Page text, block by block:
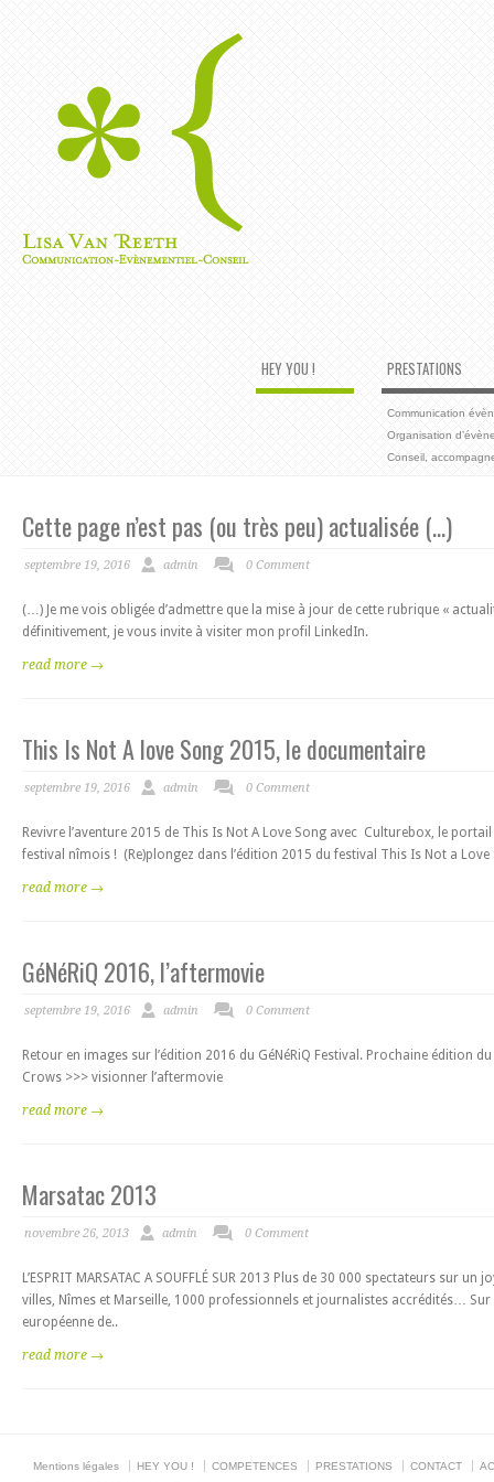
HEY YOU ! PRESTATIONS
Communication
Organisation
Conseil,
Cette page n’est pas (ou très peu) actualisée (…)
septembre 19, 2016 admin 0 Comment
(…) Je me vois obligée d’admettre que la mise à jour de cette rubrique «
définitivement, je vous invite à visiter mon profil LinkedIn.
read more →
This Is Not A love Song 2015, le documentaire
septembre 19, 2016 admin 0 Comment
Revivre l’aventure 2015 de This Is Not A Love Song avec Culturebox, le
festival nîmois ! (Re)plongez dans l’édition 2015 du festival This Is Not a
read more →
GéNéRiQ 2016, l’aftermovie
septembre 19, 2016 admin 0 Comment
Retour en images sur l’édition 2016 du GéNéRiQ Festival. Prochaine édition
Crows >>> visionner l’aftermovie
read more →
Marsatac 2013
novembre 26, 2013 admin 0 Comment
L’ESPRIT MARSATAC A SOUFFLÉ SUR 2013 Plus de 30 000 spectateurs
villes, Nîmes et Marseille, 1000 professionnels et journalistes accrédités…
européenne de..
read more →
Mentions légales HEY YOU ! COMPETENCES PRESTATIONS CONTACT